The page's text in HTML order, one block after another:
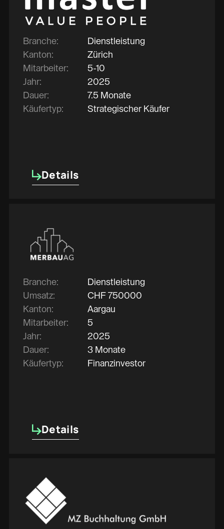
Branche:
Dienstleistung
Kanton:
Zürich
Mitarbeiter:
5-10
Jahr:
2025
Dauer:
7.5 Monate
Käufertyp:
Strategischer Käufer
Details
Details
Branche:
Dienstleistung
Umsatz:
CHF 750000
Kanton:
Aargau
Mitarbeiter:
5
Jahr:
2025
Dauer:
3 Monate
Käufertyp:
Finanzinvestor
Details
Details